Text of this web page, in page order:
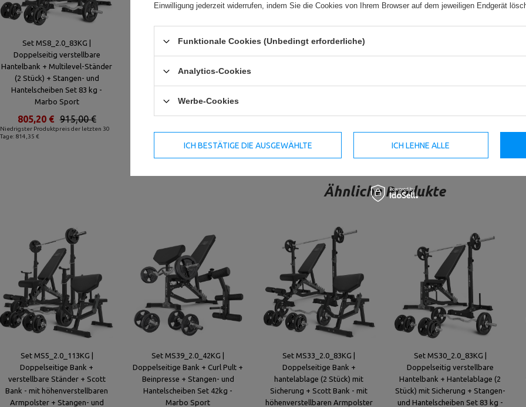
Set MS8_2.0_83KG |
Doppelseitig verstellbare
Hantelbank + Multilevel-Ständer
(2 Stück) + Stangen- und
Hantelscheiben Set 83 kg -
Marbo Sport
Niedrigster Produktpreis der letzten 30
Tage: 814,35 €
915,00 €
805,20 €
Set MS36_2.0_83KG |
Doppelseitige Bank +
verstellbare Hantelablage + Curl
Pult + Beinpresse + Latzug +
Set 83 kg - Marbo Sport
1 240,00 €
1 091,20 €
Set MS39_2.0_42KG_G |
Doppelseitige Bank + Curl Pult +
Niedrigster Produktpreis der letzten 30
Doppelseitige Bank +
Niedrigster Produktpreis der letzten 30
Ähnliche Produkte
Set MS5_2.0_113KG |
Doppelseitige Bank +
verstellbare Ständer + Scott
Bank - mit höhenverstellbaren
Armpolster + Stangen- und
Set MS39_2.0_42KG |
Doppelseitige Bank + Curl Pult +
Beinpresse + Stangen- und
Hantelscheiben Set 42kg -
Marbo Sport
Set MS33_2.0_83KG |
Doppelseitige Bank +
hantelablage (2 Stück) mit
Sicherung + Scott Bank - mit
höhenverstellbaren Armpolster
Set MS30_2.0_83KG |
Doppelseitig verstellbare
Hantelbank + Hantelablage (2
Stück) mit Sicherung + Stangen-
und Hantelscheiben Set 83 kg -
Einwilligung jederzeit widerrufen, indem Sie die Cookies von Ihrem Browser auf dem jeweiligen Endgerät
Funktionale Cookies (Unbedingt erforderliche)
Analytics-Cookies
Werbe-Cookies
ICH BESTÄTIGE DIE AUSGEWÄHLTE ICH LEHNE ALLE